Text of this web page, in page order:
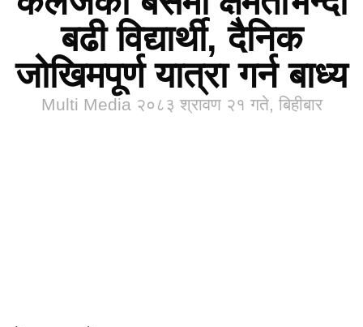
बढी विद्यार्थी, दैनिक
जोखिमपूर्ण यात्रा गर्न बाध्य
Multi Media २०८३ श्रावण २१ गते, बिहीबार